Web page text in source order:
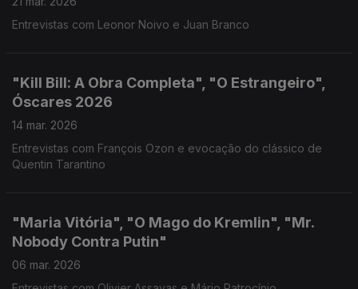
Entrevistas com Leonor Noivo e Juan Branco
"Kill Bill: A Obra Completa", "O Estrangeiro",
Óscares 2026
14 mar. 2026
Entrevistas com François Ozon e evocação do clássico de
Quentin Tarantino
"Maria Vitória", "O Mago do Kremlin", "Mr.
Nobody Contra Putin"
06 mar. 2026